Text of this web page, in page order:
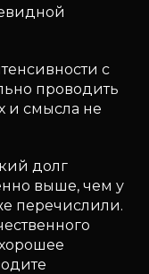
с
проводить
и смысла не
долг
выше, чем у
перечислили.